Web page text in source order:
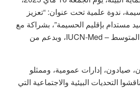
ندوة علمية تحت عنوان: “تعزيز
مستدام بإقليم الحسيمة”، بشراكة مع
مركز التعاون من أجل المتوسط – IUCN-Med، وبدعم من
صيادون، إدارات عمومية، وممثلو
التحديات البيئية والاجتماعية التي